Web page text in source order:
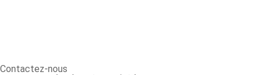
Contactez-nous